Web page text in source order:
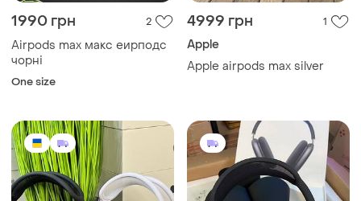
1990 грн 2
Airpods max макс еирподс
чорні
One size
4999 грн 1
Apple
Apple airpods max silver